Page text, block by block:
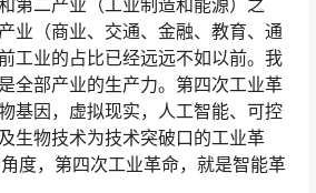
第二产业（工业制造和能源）之
业（商业、交通、金融、教育、通
工业的占比已经远远不如以前。我
全部产业的生产力。第四次工业革
基因，虚拟现实，人工智能、可控
生物技术为技术突破口的工业革
度，第四次工业革命，就是智能革